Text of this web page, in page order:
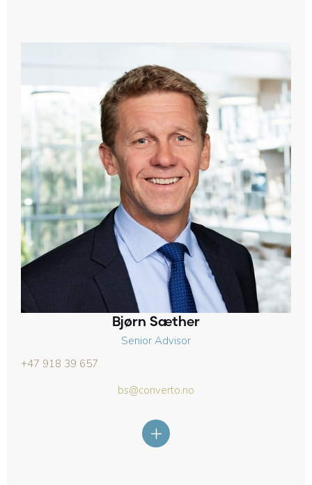
Bjørn Sæther
Senior Advisor
+47 918 39 657
bs@converto.no